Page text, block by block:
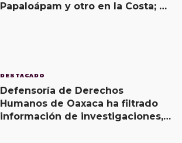
Papaloápam y otro en la Costa; el
DESTACADO
Defensoría de Derechos
Humanos de Oaxaca ha filtrado
información de investigaciones,